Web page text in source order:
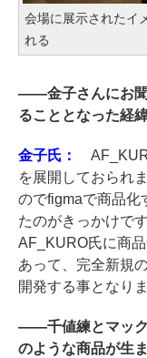
会場に展示されたイ
れる
――金子さんにお
ることとなった経
金子氏：
を展開しておられ
のでfigmaで商品化
たのがきっかけで
AF_KURO氏に商
あって、完全新規
開発する事となりま
――千値練とマッ
のような商品が生